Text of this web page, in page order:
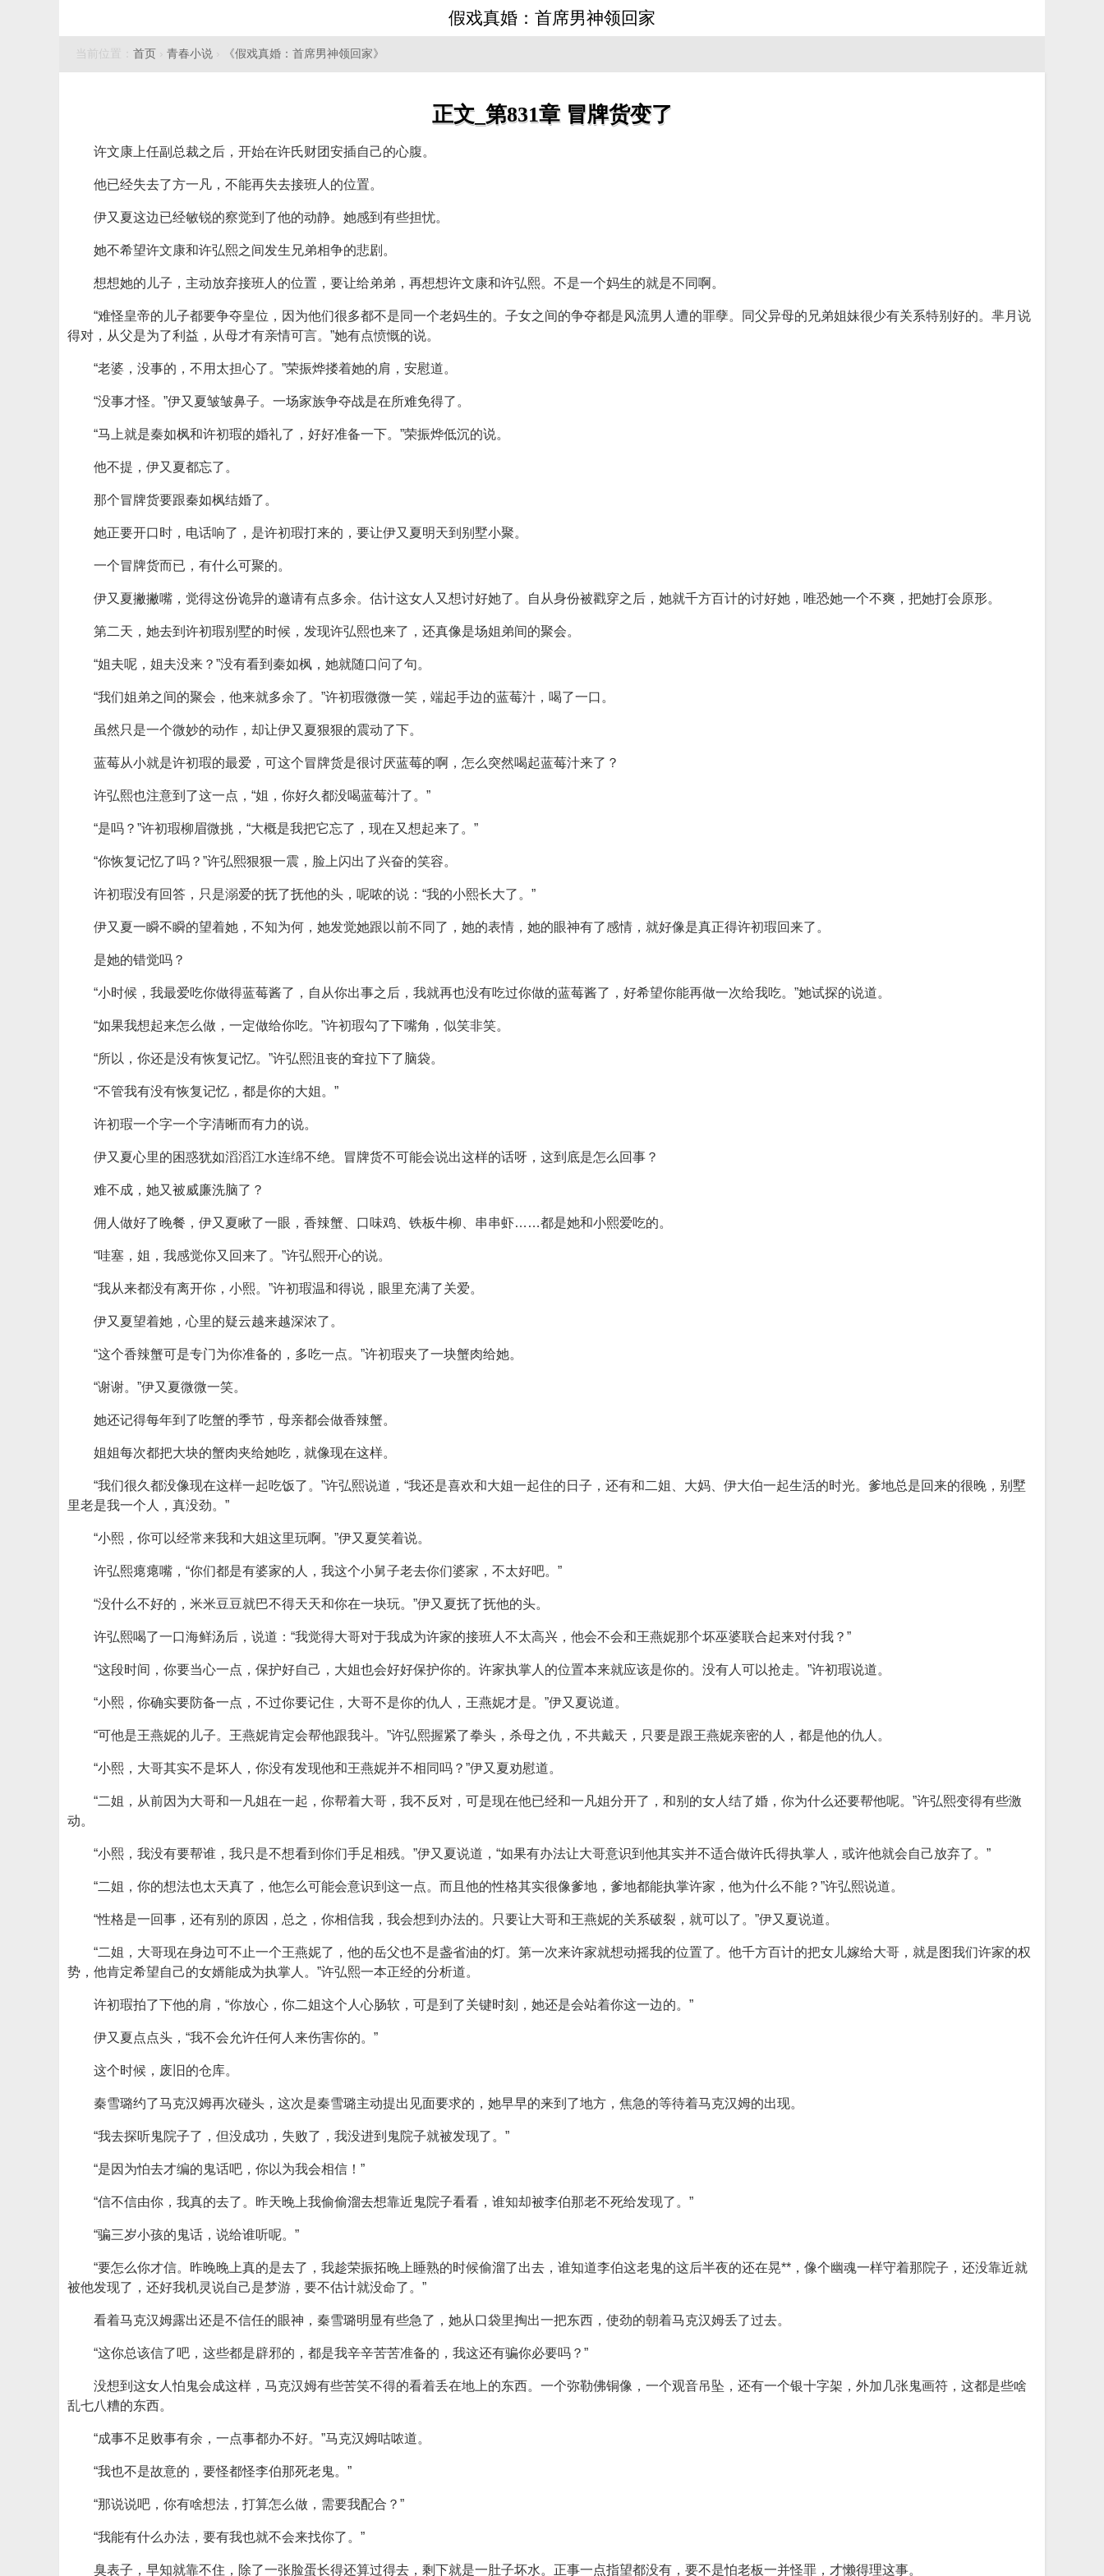
假戏真婚：首席男神领回家
当前位置： 首页 › 青春小说 › 《假戏真婚：首席男神领回家》
正文_第831章 冒牌货变了
许文康上任副总裁之后，开始在许氏财团安插自己的心腹。
他已经失去了方一凡，不能再失去接班人的位置。
伊又夏这边已经敏锐的察觉到了他的动静。她感到有些担忧。
她不希望许文康和许弘熙之间发生兄弟相争的悲剧。
想想她的儿子，主动放弃接班人的位置，要让给弟弟，再想想许文康和许弘熙。不是一个妈生的就是不同啊。
“难怪皇帝的儿子都要争夺皇位，因为他们很多都不是同一个老妈生的。子女之间的争夺都是风流男人遭的罪孽。同父异母的兄弟姐妹很少有关系特别好的。芈月说
得对，从父是为了利益，从母才有亲情可言。”她有点愤慨的说。
“老婆，没事的，不用太担心了。”荣振烨搂着她的肩，安慰道。
“没事才怪。”伊又夏皱皱鼻子。一场家族争夺战是在所难免得了。
“马上就是秦如枫和许初瑕的婚礼了，好好准备一下。”荣振烨低沉的说。
他不提，伊又夏都忘了。
那个冒牌货要跟秦如枫结婚了。
她正要开口时，电话响了，是许初瑕打来的，要让伊又夏明天到别墅小聚。
一个冒牌货而已，有什么可聚的。
伊又夏撇撇嘴，觉得这份诡异的邀请有点多余。估计这女人又想讨好她了。自从身份被戳穿之后，她就千方百计的讨好她，唯恐她一个不爽，把她打会原形。
第二天，她去到许初瑕别墅的时候，发现许弘熙也来了，还真像是场姐弟间的聚会。
“姐夫呢，姐夫没来？”没有看到秦如枫，她就随口问了句。
“我们姐弟之间的聚会，他来就多余了。”许初瑕微微一笑，端起手边的蓝莓汁，喝了一口。
虽然只是一个微妙的动作，却让伊又夏狠狠的震动了下。
蓝莓从小就是许初瑕的最爱，可这个冒牌货是很讨厌蓝莓的啊，怎么突然喝起蓝莓汁来了？
许弘熙也注意到了这一点，“姐，你好久都没喝蓝莓汁了。”
“是吗？”许初瑕柳眉微挑，“大概是我把它忘了，现在又想起来了。”
“你恢复记忆了吗？”许弘熙狠狠一震，脸上闪出了兴奋的笑容。
许初瑕没有回答，只是溺爱的抚了抚他的头，呢哝的说：“我的小熙长大了。”
伊又夏一瞬不瞬的望着她，不知为何，她发觉她跟以前不同了，她的表情，她的眼神有了感情，就好像是真正得许初瑕回来了。
是她的错觉吗？
“小时候，我最爱吃你做得蓝莓酱了，自从你出事之后，我就再也没有吃过你做的蓝莓酱了，好希望你能再做一次给我吃。”她试探的说道。
“如果我想起来怎么做，一定做给你吃。”许初瑕勾了下嘴角，似笑非笑。
“所以，你还是没有恢复记忆。”许弘熙沮丧的耷拉下了脑袋。
“不管我有没有恢复记忆，都是你的大姐。”
许初瑕一个字一个字清晰而有力的说。
伊又夏心里的困惑犹如滔滔江水连绵不绝。冒牌货不可能会说出这样的话呀，这到底是怎么回事？
难不成，她又被威廉洗脑了？
佣人做好了晚餐，伊又夏瞅了一眼，香辣蟹、口味鸡、铁板牛柳、串串虾……都是她和小熙爱吃的。
“哇塞，姐，我感觉你又回来了。”许弘熙开心的说。
“我从来都没有离开你，小熙。”许初瑕温和得说，眼里充满了关爱。
伊又夏望着她，心里的疑云越来越深浓了。
“这个香辣蟹可是专门为你准备的，多吃一点。”许初瑕夹了一块蟹肉给她。
“谢谢。”伊又夏微微一笑。
她还记得每年到了吃蟹的季节，母亲都会做香辣蟹。
姐姐每次都把大块的蟹肉夹给她吃，就像现在这样。
“我们很久都没像现在这样一起吃饭了。”许弘熙说道，“我还是喜欢和大姐一起住的日子，还有和二姐、大妈、伊大伯一起生活的时光。爹地总是回来的很晚，别墅
里老是我一个人，真没劲。”
“小熙，你可以经常来我和大姐这里玩啊。”伊又夏笑着说。
许弘熙瘪瘪嘴，“你们都是有婆家的人，我这个小舅子老去你们婆家，不太好吧。”
“没什么不好的，米米豆豆就巴不得天天和你在一块玩。”伊又夏抚了抚他的头。
许弘熙喝了一口海鲜汤后，说道：“我觉得大哥对于我成为许家的接班人不太高兴，他会不会和王燕妮那个坏巫婆联合起来对付我？”
“这段时间，你要当心一点，保护好自己，大姐也会好好保护你的。许家执掌人的位置本来就应该是你的。没有人可以抢走。”许初瑕说道。
“小熙，你确实要防备一点，不过你要记住，大哥不是你的仇人，王燕妮才是。”伊又夏说道。
“可他是王燕妮的儿子。王燕妮肯定会帮他跟我斗。”许弘熙握紧了拳头，杀母之仇，不共戴天，只要是跟王燕妮亲密的人，都是他的仇人。
“小熙，大哥其实不是坏人，你没有发现他和王燕妮并不相同吗？”伊又夏劝慰道。
“二姐，从前因为大哥和一凡姐在一起，你帮着大哥，我不反对，可是现在他已经和一凡姐分开了，和别的女人结了婚，你为什么还要帮他呢。”许弘熙变得有些激
动。
“小熙，我没有要帮谁，我只是不想看到你们手足相残。”伊又夏说道，“如果有办法让大哥意识到他其实并不适合做许氏得执掌人，或许他就会自己放弃了。”
“二姐，你的想法也太天真了，他怎么可能会意识到这一点。而且他的性格其实很像爹地，爹地都能执掌许家，他为什么不能？”许弘熙说道。
“性格是一回事，还有别的原因，总之，你相信我，我会想到办法的。只要让大哥和王燕妮的关系破裂，就可以了。”伊又夏说道。
“二姐，大哥现在身边可不止一个王燕妮了，他的岳父也不是盏省油的灯。第一次来许家就想动摇我的位置了。他千方百计的把女儿嫁给大哥，就是图我们许家的权
势，他肯定希望自己的女婿能成为执掌人。”许弘熙一本正经的分析道。
许初瑕拍了下他的肩，“你放心，你二姐这个人心肠软，可是到了关键时刻，她还是会站着你这一边的。”
伊又夏点点头，“我不会允许任何人来伤害你的。”
这个时候，废旧的仓库。
秦雪璐约了马克汉姆再次碰头，这次是秦雪璐主动提出见面要求的，她早早的来到了地方，焦急的等待着马克汉姆的出现。
“我去探听鬼院子了，但没成功，失败了，我没进到鬼院子就被发现了。”
“是因为怕去才编的鬼话吧，你以为我会相信！”
“信不信由你，我真的去了。昨天晚上我偷偷溜去想靠近鬼院子看看，谁知却被李伯那老不死给发现了。”
“骗三岁小孩的鬼话，说给谁听呢。”
“要怎么你才信。昨晚晚上真的是去了，我趁荣振拓晚上睡熟的时候偷溜了出去，谁知道李伯这老鬼的这后半夜的还在晃**，像个幽魂一样守着那院子，还没靠近就
被他发现了，还好我机灵说自己是梦游，要不估计就没命了。”
看着马克汉姆露出还是不信任的眼神，秦雪璐明显有些急了，她从口袋里掏出一把东西，使劲的朝着马克汉姆丢了过去。
“这你总该信了吧，这些都是辟邪的，都是我辛辛苦苦准备的，我这还有骗你必要吗？”
没想到这女人怕鬼会成这样，马克汉姆有些苦笑不得的看着丢在地上的东西。一个弥勒佛铜像，一个观音吊坠，还有一个银十字架，外加几张鬼画符，这都是些啥
乱七八糟的东西。
“成事不足败事有余，一点事都办不好。”马克汉姆咕哝道。
“我也不是故意的，要怪都怪李伯那死老鬼。”
“那说说吧，你有啥想法，打算怎么做，需要我配合？”
“我能有什么办法，要有我也就不会来找你了。”
臭表子，早知就靠不住，除了一张脸蛋长得还算过得去，剩下就是一肚子坏水。正事一点指望都没有，要不是怕老板一并怪罪，才懒得理这事。